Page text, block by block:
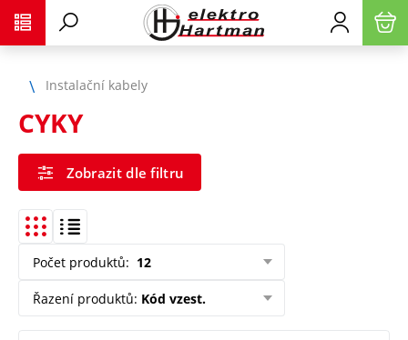
Instalační kabely
CYKY
Zobrazit dle filtru
Počet produktů: 12
Řazení produktů: Kód vzest.